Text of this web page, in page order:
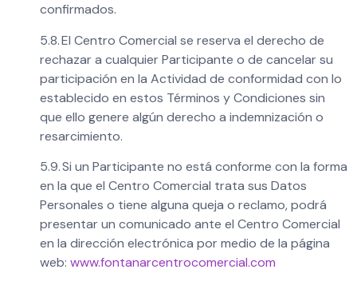
confirmados.
5.8. El Centro Comercial se reserva el derecho de
rechazar a cualquier Participante o de cancelar su
participación en la Actividad de conformidad con lo
establecido en estos Términos y Condiciones sin
que ello genere algún derecho a indemnización o
resarcimiento.
5.9. Si un Participante no está conforme con la forma
en la que el Centro Comercial trata sus Datos
Personales o tiene alguna queja o reclamo, podrá
presentar un comunicado ante el Centro Comercial
en la dirección electrónica por medio de la página
web: www.fontanarcentrocomercial.com